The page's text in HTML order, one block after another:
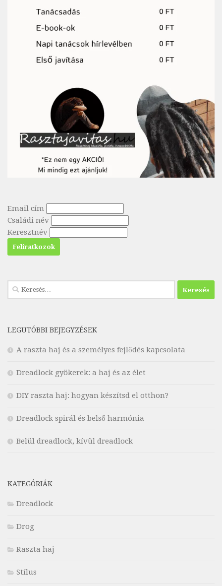
Email cím
Családi név
Keresztnév
Keresés:
LEGUTÓBBI BEJEGYZÉSEK
A raszta haj és a személyes fejlődés kapcsolata
Dreadlock gyökerek: a haj és az élet
DIY raszta haj: hogyan készítsd el otthon?
Dreadlock spirál és belső harmónia
Belül dreadlock, kívül dreadlock
KATEGÓRIÁK
Dreadlock
Drog
Raszta haj
Stílus